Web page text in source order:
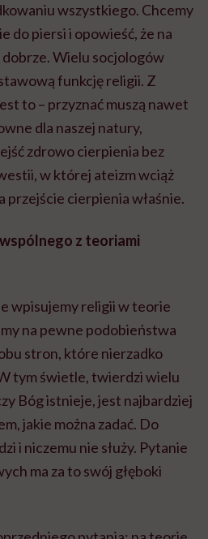
wszystkiego. Chcemy
do piersi i opowieść, że na
Wielu socjologów
funkcję religii. Z
to – przyznać muszą nawet
dla naszej natury,
zdrowo cierpienia bez
w której ateizm wciąż
przejście cierpienia właśnie.
z teoriami
wpisujemy religii w teorie
na pewne podobieństwa
stron, które nierzadko
tym świetle, twierdzi wielu
Bóg istnieje, jest najbardziej
jakie można zadać. Do
i niczemu nie służy. Pytanie
ma za to swój głęboki